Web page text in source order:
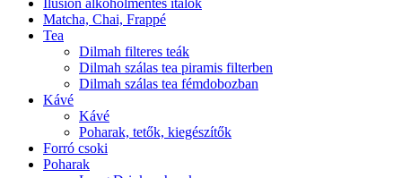
Ilusion alkoholmentes italok
Matcha, Chai, Frappé
Tea
Dilmah filteres teák
Dilmah szálas tea piramis filterben
Dilmah szálas tea fémdobozban
Kávé
Kávé
Poharak, tetők, kiegészítők
Forró csoki
Poharak